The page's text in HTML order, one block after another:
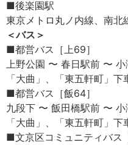
■後楽園駅
東京メトロ丸ノ内線、南北
＜バス＞
■都営バス［上69］
上野公園 〜 春日駅前 〜
「大曲」、「東五軒町」
■都営バス［飯64］
九段下 〜 飯田橋駅前 〜
「大曲」、「東五軒町」
■文京区コミュニティバス